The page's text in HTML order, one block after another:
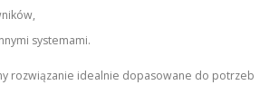
systemami.
rozwiązanie idealnie dopasowane do potrzeb